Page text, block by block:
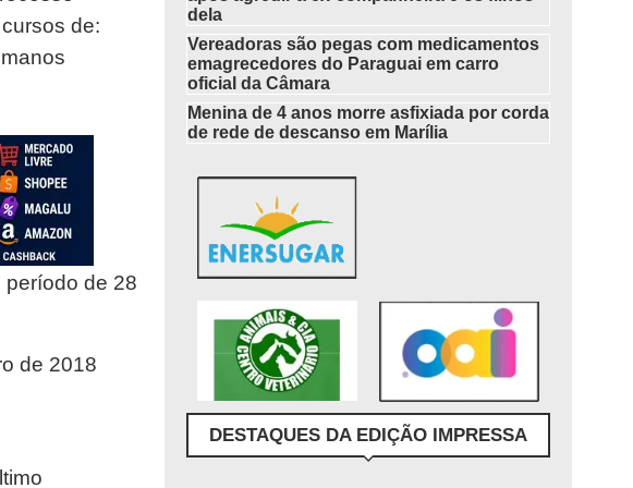
de:
período de 28
de 2018
dela
Vereadoras são pegas com medicamentos
emagrecedores do Paraguai em carro
oficial da Câmara
Menina de 4 anos morre asfixiada por corda
de rede de descanso em Marília
DESTAQUES DA EDIÇÃO IMPRESSA